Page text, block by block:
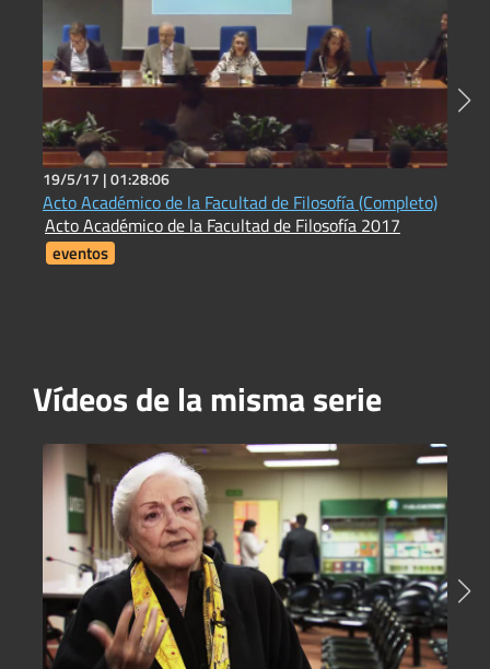
19/5/17 |01:28:06
Acto Académico de la Facultad de Filosofía (Completo)
Acto Académico de la Facultad de Filosofía 2017
eventos
Vídeos de la misma serie